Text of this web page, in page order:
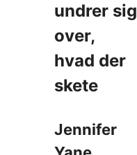
undrer sig
over,
hvad der
skete
Jennifer